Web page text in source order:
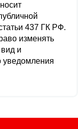
437 ГК РФ.
изменять
и
уведомления